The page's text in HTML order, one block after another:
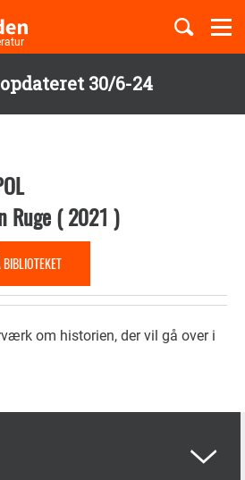
30/6-24
Børnebøger
Temaer
Ruge(2021 )
om historien, der vil gå over i